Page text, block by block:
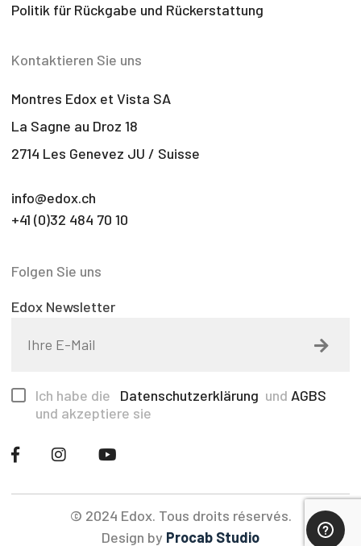
Politik für Rückgabe und Rückerstattung
Kontaktieren Sie uns
Montres Edox et Vista SA
La Sagne au Droz 18
2714 Les Genevez JU / Suisse
info@edox.ch
+41 (0)32 484 70 10
Folgen Sie uns
Edox Newsletter
Ich habe die Datenschutzerklärung und AGBS
und akzeptiere sie
© 2024 Edox. Tous droits réservés.
Design by Procab Studio